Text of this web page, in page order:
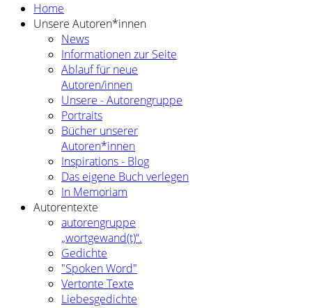
Home
Unsere Autoren*innen
News
Informationen zur Seite
Ablauf für neue
Autoren/innen
Unsere - Autorengruppe
Portraits
Bücher unserer
Autoren*innen
Inspirations - Blog
Das eigene Buch verlegen
In Memoriam
Autorentexte
autorengruppe
„wortgewand(t)“.
Gedichte
"Spoken Word"
Vertonte Texte
Liebesgedichte